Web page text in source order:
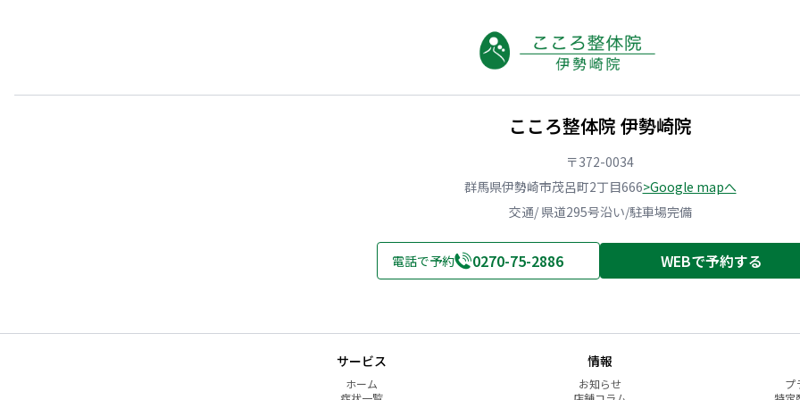
こころ整体院 伊勢崎院
〒372-0034
群馬県伊勢崎市茂呂町2丁目666>Google mapへ
交通/ 県道295号沿い/駐車場完備
電話で予約 0270-75-2886 WEBで予約する
サービス
ホーム
情報
お知らせ
プ